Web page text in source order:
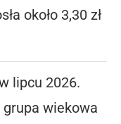
około 3,30 zł
lipcu 2026.
wiekowa